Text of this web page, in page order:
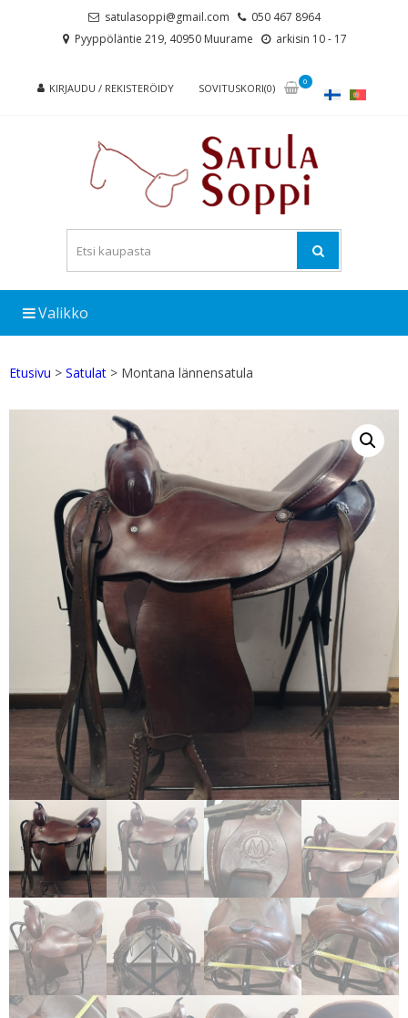
satulasoppi@gmail.com
050 467 8964
Pyyppöläntie 219, 40950 Muurame
arkisin 10 - 17
KIRJAUDU / REKISTERÖIDY SOVITUSKORI(0)
0
Valikko
Etusivu > Satulat > Montana lännensatula